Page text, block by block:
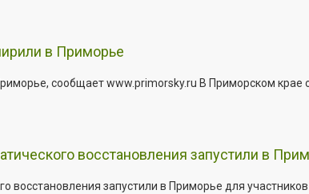
в Приморье
сообщает www.primorsky.ru В Приморском
восстановления запустили в
восстановления запустили в Приморье для